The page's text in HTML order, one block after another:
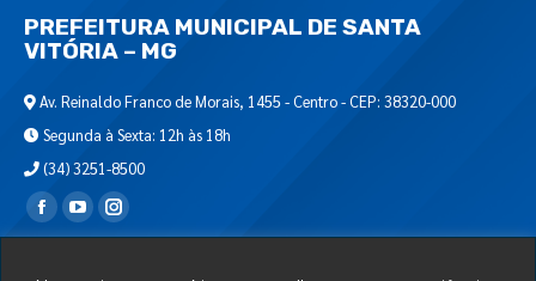
PREFEITURA MUNICIPAL DE SANTA
VITÓRIA – MG
Av. Reinaldo Franco de Morais, 1455 - Centro - CEP: 38320-000
Segunda à Sexta: 12h às 18h
(34) 3251-8500
Encontre-nos em: